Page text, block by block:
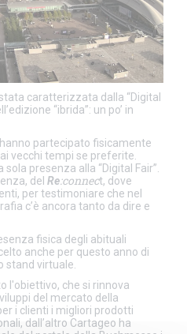
caratterizzata dalla “Digital
“ibrida”: un po’ in
partecipato fisicamente
vecchi tempi se preferite.
presenza alla “Digital Fair”.
del Re:connect, dove
per testimoniare che nel
c’è ancora tanto da dire e
fisica degli abituali
anche per questo anno di
stand virtuale.
l'obiettivo, che si rinnova
del mercato della
i clienti i migliori prodotti
dall’altro Cartageo ha